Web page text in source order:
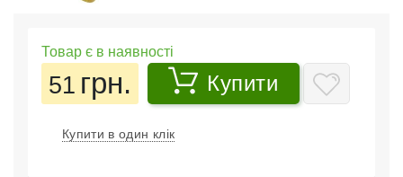
Товар є в наявності
51 грн. Купити
Купити в один клік